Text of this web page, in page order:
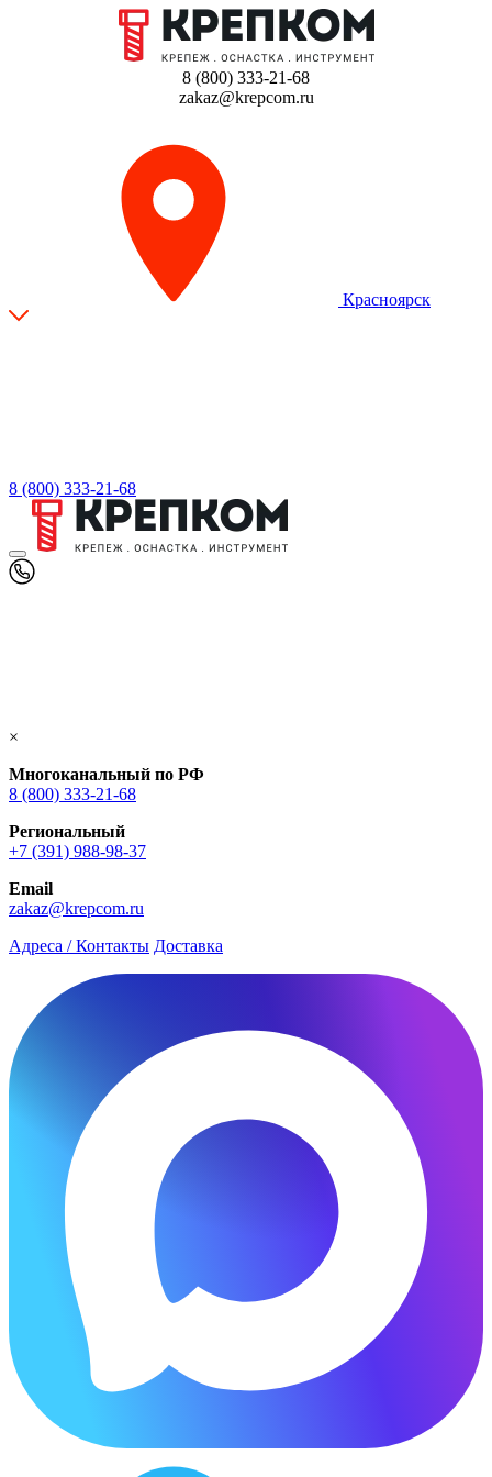
8 (800) 333-21-68
zakaz@krepcom.ru
Красноярск
8 (800) 333-21-68
×
Многоканальный по РФ
8 (800) 333‑21-68
Региональный
+7 (391) 988-98-37
Email
zakaz@krepcom.ru
Адреса / Контакты Доставка